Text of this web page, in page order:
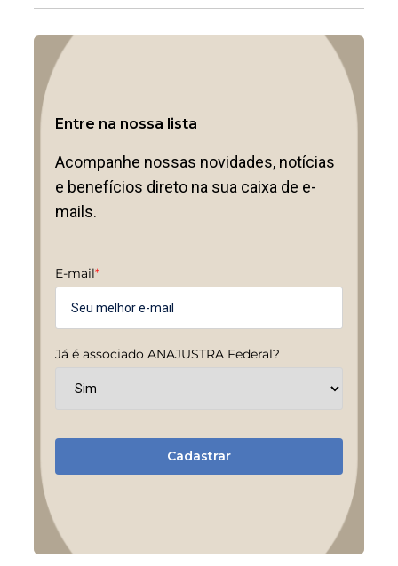
Entre na nossa lista
Acompanhe nossas novidades, notícias
e benefícios direto na sua caixa de e-
mails.
E-mail*
Já é associado ANAJUSTRA Federal?
Cadastrar